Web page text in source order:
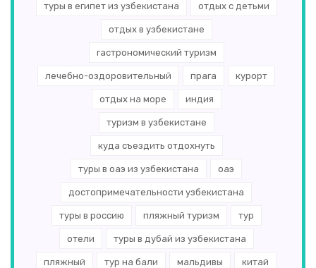
туры в египет из узбекистана отдых с детьми
отдых в узбекистане
гастрономический туризм
лечебно-оздоровительный прага курорт
отдых на море индия
туризм в узбекистане
куда съездить отдохнуть
туры в оаэ из узбекистана оаэ
достопримечательности узбекистана
туры в россию пляжный туризм тур
отели туры в дубай из узбекистана
пляжный тур на бали мальдивы китай